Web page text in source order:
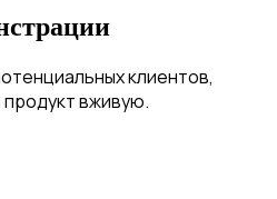
клиентов,
вживую.